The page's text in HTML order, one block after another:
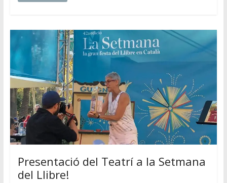
Presentació del Teatrí a la Setmana
del Llibre!